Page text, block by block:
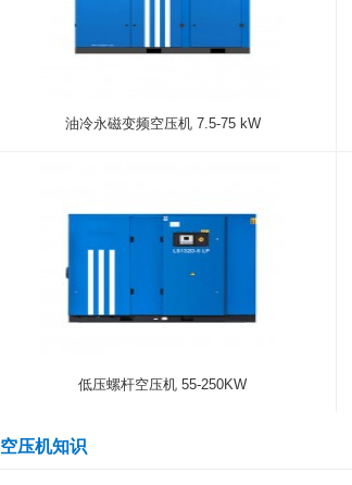
油冷永磁变频空压机 7.5-75 kW
低压螺杆空压机 55-250KW
空压机知识